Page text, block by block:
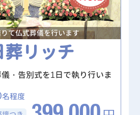
て仏式葬儀を行います
葬リッチ
・告別式を1日で執り行いま
名程度